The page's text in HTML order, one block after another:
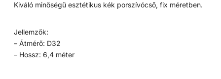
Kiváló minőségű esztétikus kék porszívócső, fix méretben.
Jellemzők:
– Átmérő: D32
– Hossz: 6,4 méter